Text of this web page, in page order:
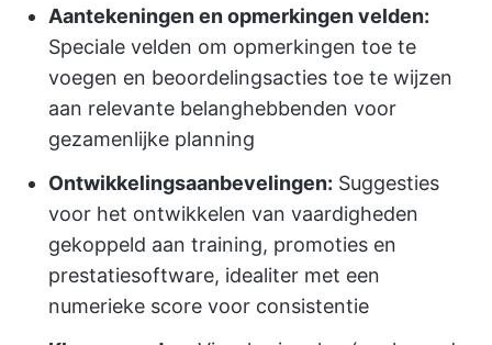
Aantekeningen en opmerkingen velden:
Speciale velden om opmerkingen toe te
voegen en beoordelingsacties toe te wijzen
aan relevante belanghebbenden voor
gezamenlijke planning
Ontwikkelingsaanbevelingen: Suggesties
voor het ontwikkelen van vaardigheden
gekoppeld aan training, promoties en
prestatiesoftware, idealiter met een
numerieke score voor consistentie